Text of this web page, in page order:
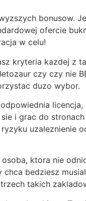
bonusow.
ofercie
w celu!
kryteria kazdej z
czy czy nie
duzo wybor.
i grac do
uzaleznienie
ktora nie
bedziesz
takich